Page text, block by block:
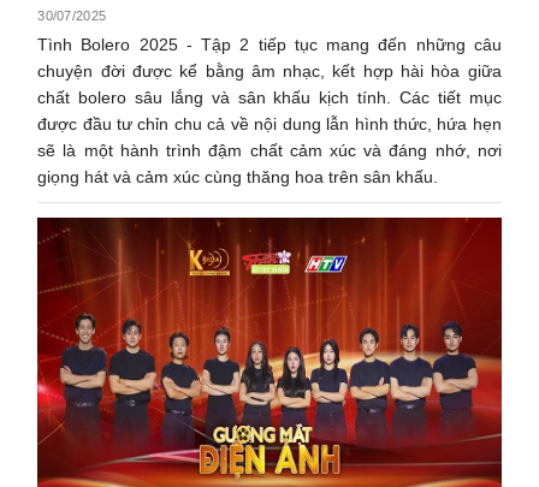
30/07/2025
Tình Bolero 2025 - Tập 2 tiếp tục mang đến những câu
chuyện đời được kể bằng âm nhạc, kết hợp hài hòa giữa
chất bolero sâu lắng và sân khấu kịch tính. Các tiết mục
được đầu tư chỉn chu cả về nội dung lẫn hình thức, hứa hẹn
sẽ là một hành trình đậm chất cảm xúc và đáng nhớ, nơi
giọng hát và cảm xúc cùng thăng hoa trên sân khấu.